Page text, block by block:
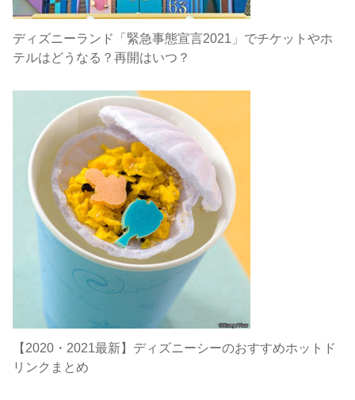
ディズニーランド「緊急事態宣言2021」でチケットやホ
テルはどうなる？再開はいつ？
【2020・2021最新】ディズニーシーのおすすめホットド
リンクまとめ